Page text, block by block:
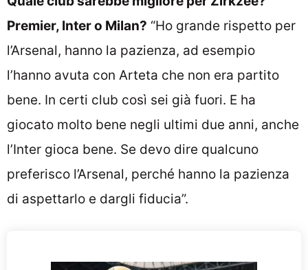
Premier, Inter o Milan? “Ho grande rispetto per
l’Arsenal, hanno la pazienza, ad esempio
l’hanno avuta con Arteta che non era partito
bene. In certi club così sei già fuori. E ha
giocato molto bene negli ultimi due anni, anche
l’Inter gioca bene. Se devo dire qualcuno
preferisco l’Arsenal, perché hanno la pazienza
di aspettarlo e dargli fiducia”.